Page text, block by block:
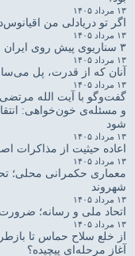
۱۳ مرداد ۱۴۰۵
اگر تو دریادلی من
۱۳ مرداد ۱۴۰۵
۳ سناریوی پیش روی ایران و آمریکا | محمدرضا طالبی‌نژاد
۱۳ مرداد ۱۴۰۵
آنان که از قدرت، پل
۱۳ مرداد ۱۴۰۵
گفت‌وگو با آیت الله
و مسئله‌ی خون‌خواهی:
شود
۱۳ مرداد ۱۴۰۵
اعاده حیثیت از مذاکرات
۱۳ مرداد ۱۴۰۵
معماری حکمرانی محلی؛
شهروند
۱۳ مرداد ۱۴۰۵
اتحاد ملی و رسانه؛
۱۳ مرداد ۱۴۰۵
از خلع سلاح حماس تا
آغاز مرحله‌ای پیچیده؟